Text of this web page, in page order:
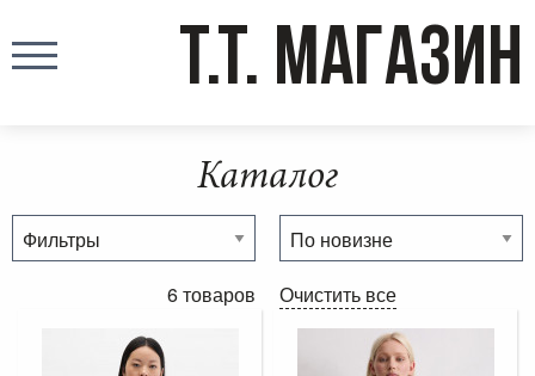
T.T. МАГАЗИН
Каталог
6 товаров Очистить все